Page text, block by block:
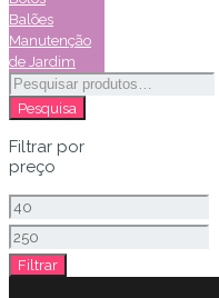
Balões
Manutenção
de Jardim
Pesquisar
por:
Pesquisa
Filtrar por
preço
Preço
mínimo
Preço
máximo
Filtrar